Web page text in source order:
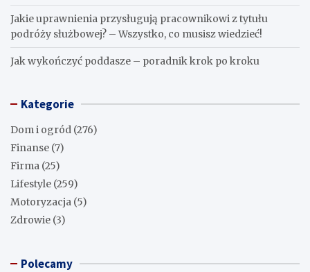
Jakie uprawnienia przysługują pracownikowi z tytułu
podróży służbowej? – Wszystko, co musisz wiedzieć!
Jak wykończyć poddasze – poradnik krok po kroku
Kategorie
Dom i ogród (276)
Finanse (7)
Firma (25)
Lifestyle (259)
Motoryzacja (5)
Zdrowie (3)
Polecamy